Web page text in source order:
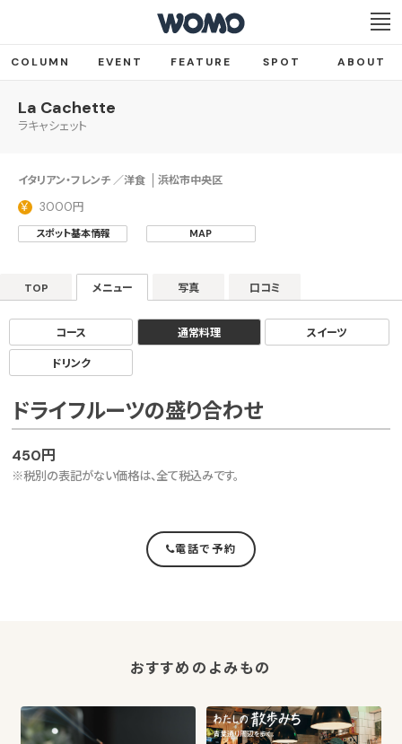
COLUMN EVENT FEATURE SPOT ABOUT
La Cachette
ラキャシェット
イタリアン・フレンチ ／洋食 浜松市中央区
3000円
スポット基本情報 MAP
TOP メニュー 写真 口コミ
コース 通常料理 スイーツ
ドリンク
ドライフルーツの盛り合わせ
450円
※税別の表記がない価格は、全て税込みです。
電話で予約
おすすめのよみもの